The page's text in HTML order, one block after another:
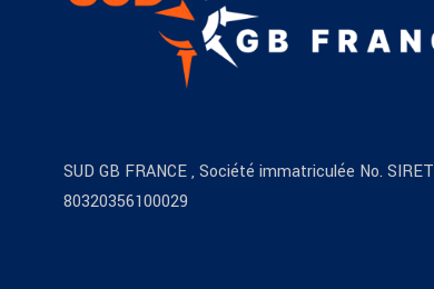
SUD GB FRANCE , Société immatriculée No. SIRET
80320356100029